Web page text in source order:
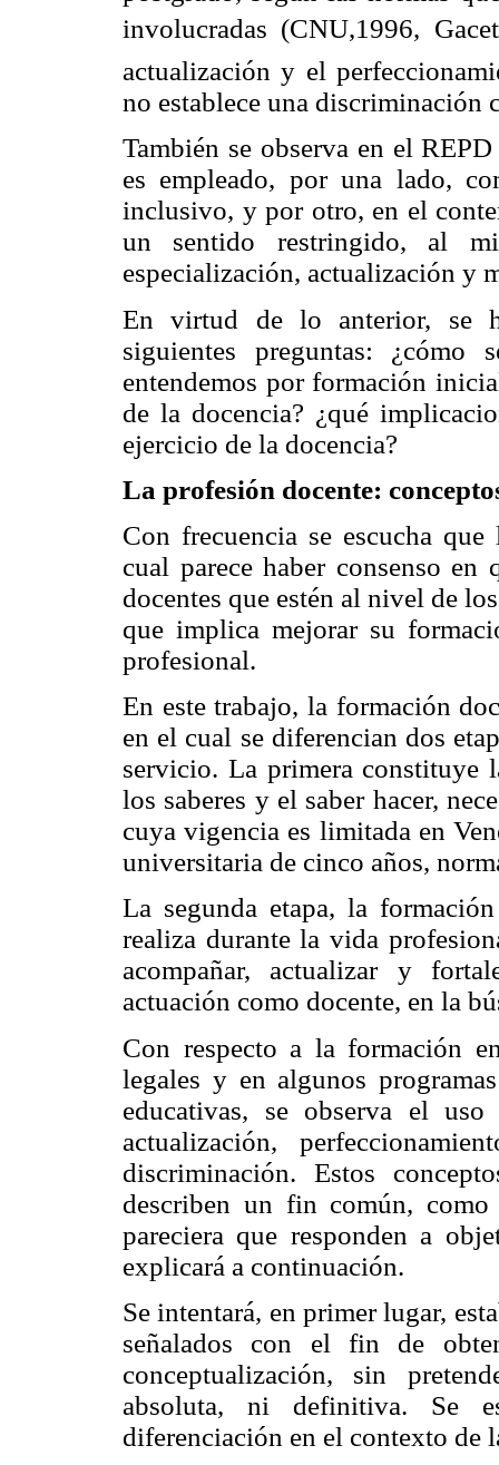
involucradas (CNU,1996,
actualización y el
no establece una discriminación
También se observa en el
es empleado, por una lado,
inclusivo, y por otro, en el
un sentido restringido, al
especialización, actualización y
En virtud de lo anterior, se
siguientes preguntas: ¿cómo
entendemos por formación
de la docencia? ¿qué
ejercicio de la docencia?
La profesión docente:
Con frecuencia se escucha
cual parece haber consenso
docentes que estén al nivel de
que implica mejorar su
profesional.
En este trabajo, la formación
en el cual se diferencian dos
servicio. La primera constituye
los saberes y el saber hacer,
cuya vigencia es limitada en
universitaria de cinco años,
La segunda etapa, la
realiza durante la vida
acompañar, actualizar y
actuación como docente, en la
Con respecto a la formación
legales y en algunos
educativas, se observa el uso
actualización,
discriminación. Estos
describen un fin común,
pareciera que responden a
explicará a continuación.
Se intentará, en primer lugar,
señalados con el fin de
conceptualización, sin
absoluta, ni definitiva. Se
diferenciación en el contexto de